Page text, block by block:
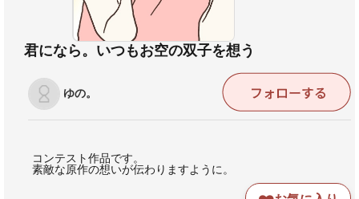
君になら。いつもお空の双子を想う
ゆの。
コンテスト作品です。
素敵な原作の想いが伝わりますように。